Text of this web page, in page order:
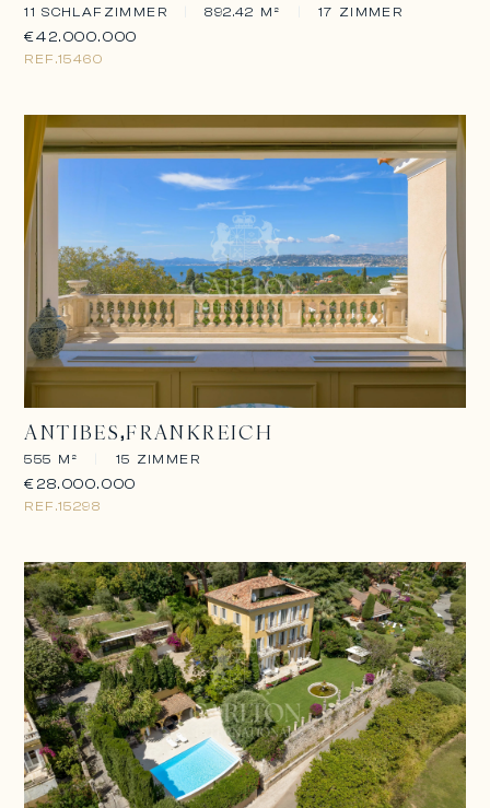
11 SCHLAFZIMMER 892.42 M² 17 ZIMMER
REF.15460
€42.000.000
ANTIBES FRANKREICH
555 M² 15 ZIMMER
REF.15298
€28.000.000